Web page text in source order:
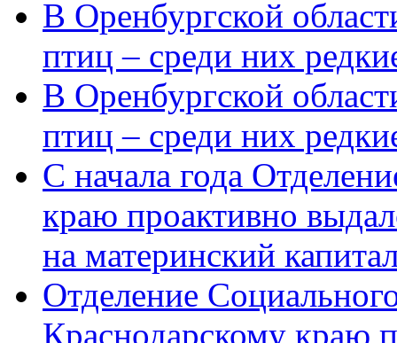
В Оренбургской
птиц – среди них
В Оренбургской
птиц – среди них
С начала года
краю проактивно
на материнский
Отделение
Краснодарскому краю